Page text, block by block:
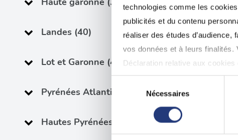
technologies comme les
publicités et du contenu
réaliser des études
vos données et à leurs finalités.
Déclaration relative aux
Si vous le permettez, nous
Collecter des informations
Identifier votre appareil en
digitales).
du
consentement
Nécessaires
Landes (40)
Lot et Garonne (47)
Pyrénées Atlantiques (64)
Hautes Pyrénées (65)